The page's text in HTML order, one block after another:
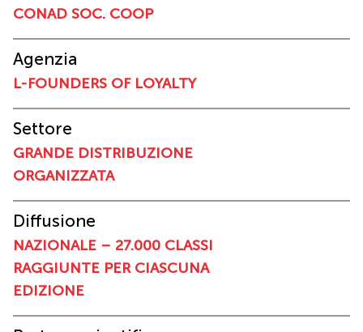
CONAD SOC. COOP
Agenzia
L-FOUNDERS OF LOYALTY
Settore
GRANDE DISTRIBUZIONE
ORGANIZZATA
Diffusione
NAZIONALE – 27.000 CLASSI
RAGGIUNTE PER CIASCUNA
EDIZIONE